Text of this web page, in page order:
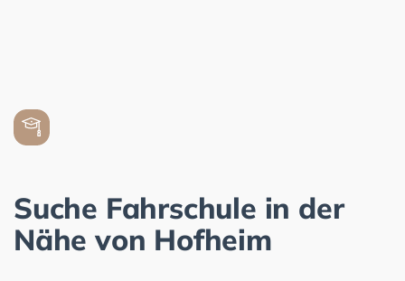
Suche Fahrschule in der
Nähe von Hofheim